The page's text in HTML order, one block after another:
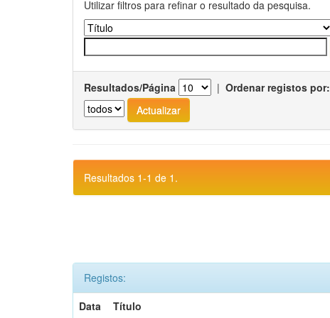
Utilizar filtros para refinar o resultado da pesquisa.
Resultados/Página | Ordenar registos por:
Resultados 1-1 de 1.
Registos:
Data
Título